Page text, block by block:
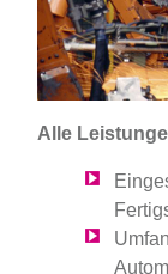
Alle